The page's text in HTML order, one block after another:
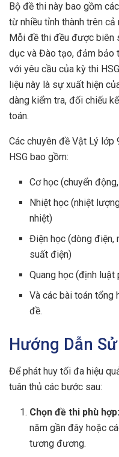
Bộ đề thi này bao gồm
từ nhiều tỉnh thành trên
Mỗi đề thi đều được biên
dục và Đào tạo, đảm bảo
với yêu cầu của kỳ thi
liệu này là sự xuất hiện
dàng kiểm tra, đối chiếu
toán.
Các chuyên đề Vật Lý
HSG bao gồm:
Cơ học (chuyển
Nhiệt học (nhiệt
nhiệt)
Điện học (dòng điện,
suất điện)
Quang học (định luật
Và các bài toán tổng
đề.
Hướng Dẫn
Để phát huy tối đa hiệu
tuân thủ các bước sau:
Chọn đề thi phù hợp:
năm gần đây hoặc
tương đương.